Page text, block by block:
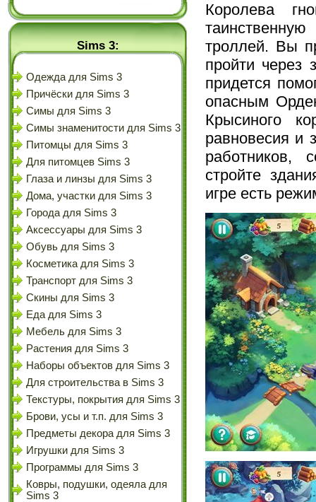
Sims 3:
Одежда для Sims 3
Причёски для Sims 3
Симы для Sims 3
Симы знаменитости для Sims 3
Питомцы для Sims 3
Для питомцев Sims 3
Глаза и линзы для Sims 3
Дома, участки для Sims 3
Города для Sims 3
Аксессуары для Sims 3
Обувь для Sims 3
Косметика для Sims 3
Транспорт для Sims 3
Скины для Sims 3
Еда для Sims 3
Мебель для Sims 3
Растения для Sims 3
Наборы объектов для Sims 3
Для строительства в Sims 3
Текстуры, покрытия для Sims 3
Брови, усы и т.п. для Sims 3
Предметы декора для Sims 3
Игрушки для Sims 3
Программы для Sims 3
Ковры, подушки, одеяла для
Sims 3
Королева
троллей. Вы
пройти через
придется
опасным
Крысиного
равновесия и
работников,
стройте
игре есть